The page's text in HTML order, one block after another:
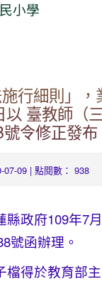
行細則」，
以 臺教師（
令修正發布
07-09 | 點閱數： 938
縣政府109年7
號函辦理。
檔得於教育部